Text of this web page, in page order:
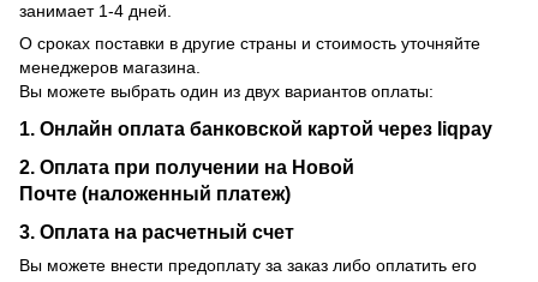
занимает 1-4 дней.
О сроках поставки в другие страны и стоимость уточняйте
менеджеров магазина.
Вы можете выбрать один из двух вариантов оплаты:
1. Онлайн оплата банковской картой через liqpay
2. Оплата при получении на Новой
Почте (наложенный платеж)
3. Оплата на расчетный счет
Вы можете внести предоплату за заказ либо оплатить его